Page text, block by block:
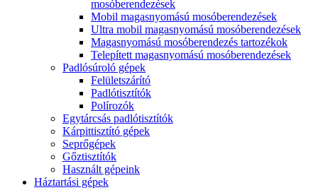
mosóberendezések
Mobil magasnyomású mosóberendezések
Ultra mobil magasnyomású mosóberendezések
Magasnyomású mosóberendezés tartozékok
Telepített magasnyomású mosóberendezések
Padlósúroló gépek
Felületszárító
Padlótisztítók
Polírozók
Egytárcsás padlótisztítók
Kárpittisztító gépek
Seprőgépek
Gőztisztítók
Használt gépeink
Háztartási gépek